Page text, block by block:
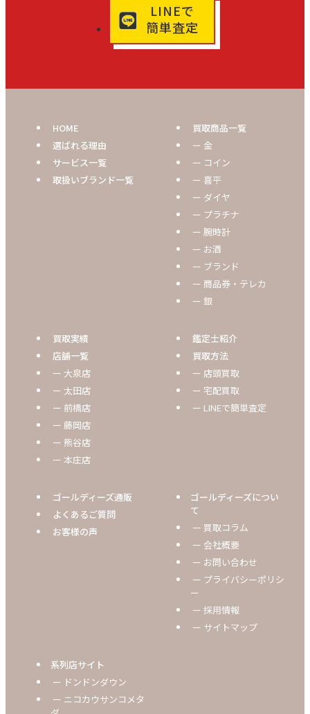
LINEで
簡単査定
HOME
選ばれる理由
サービス一覧
取扱いブランド一覧
買取商品一覧
ー 金
ー コイン
ー 喜平
ー ダイヤ
ー プラチナ
ー 腕時計
ー お酒
ー ブランド
ー 商品券・テレカ
ー 銀
買取実績
店舗一覧
ー 大泉店
ー 太田店
ー 前橋店
ー 藤岡店
ー 熊谷店
ー 本庄店
鑑定士紹介
買取方法
ー 店頭買取
ー 宅配買取
ー LINEで簡単査定
ゴールディーズ通販
よくあるご質問
お客様の声
ゴールディーズについ
て
ー 買取コラム
ー 会社概要
ー お問い合わせ
ー プライバシーポリシ
ー
ー 採用情報
ー サイトマップ
系列店サイト
ー ドンドンダウン
ー ニコカウサンコメタ